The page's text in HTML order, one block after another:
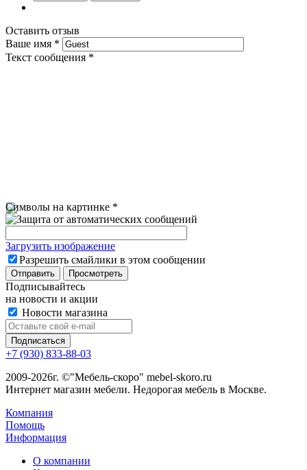
Оставить отзыв
Ваше имя *
Текст сообщения *
Символы на картинке *
Загрузить изображение
Разрешить смайлики в этом сообщении
Подписывайтесь
на новости и акции
Новости магазина
+7 (930) 833-88-03
2009-2026г. ©"Мебель-скоро" mebel-skoro.ru
Интернет магазин мебели. Недорогая мебель в Москве.
Компания
Помощь
Информация
О компании